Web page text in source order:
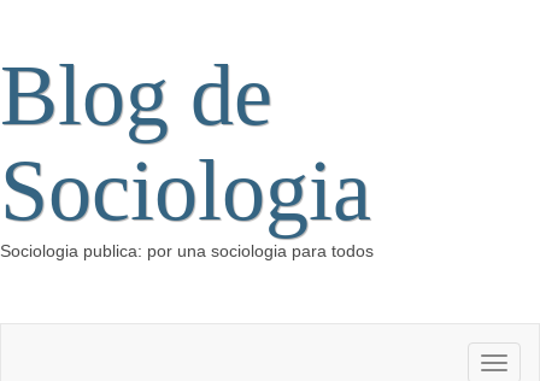
Blog de
Sociologia
Sociologia publica: por una sociologia para todos